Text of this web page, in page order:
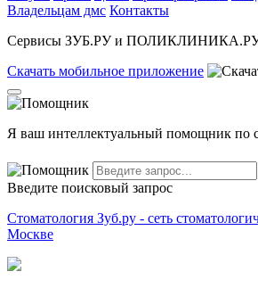
Владельцам дмс Контакты
Сервисы ЗУБ.РУ и
Скачать мобильное приложение
Я ваш интеллектуальный помощник по
Введите поисковый запрос
Стоматология Зуб.ру - сеть
Москве